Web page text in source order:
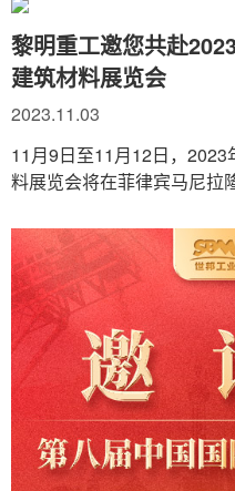
黎明重工邀您共赴
建筑材料展览会
2023.11.03
11月9日至11月12日，
料展览会将在菲律宾马尼拉